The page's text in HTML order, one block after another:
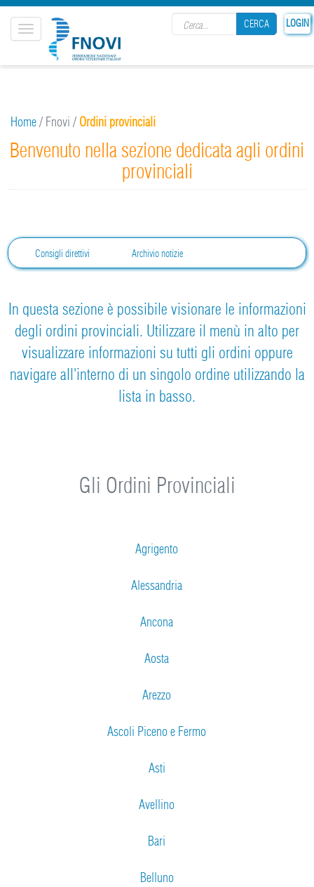
LOGIN
CERCA
Toggle
navigation
Home/ Fnovi / Ordini provinciali
Benvenuto nella sezione dedicata agli ordini
provinciali
Consigli direttivi Archivio notizie
In questa sezione è possibile visionare le informazioni
degli ordini provinciali. Utilizzare il menù in alto per
visualizzare informazioni su tutti gli ordini oppure
navigare all'interno di un singolo ordine utilizzando la
lista in basso.
Gli Ordini Provinciali
Agrigento
Alessandria
Ancona
Aosta
Arezzo
Ascoli Piceno e Fermo
Asti
Avellino
Bari
Belluno